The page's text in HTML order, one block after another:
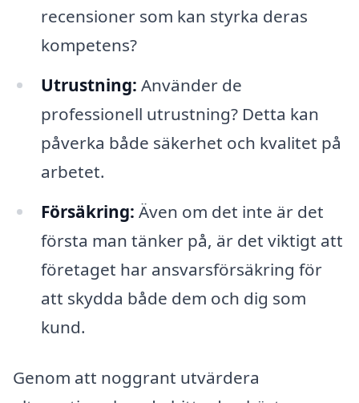
recensioner som kan styrka deras
kompetens?
Utrustning: Använder de
professionell utrustning? Detta kan
påverka både säkerhet och kvalitet på
arbetet.
Försäkring: Även om det inte är det
första man tänker på, är det viktigt att
företaget har ansvarsförsäkring för
att skydda både dem och dig som
kund.
Genom att noggrant utvärdera